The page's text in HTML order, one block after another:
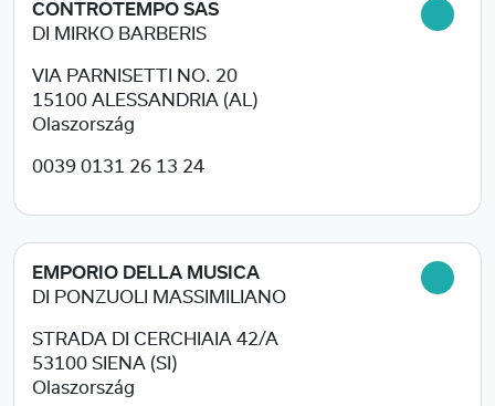
CONTROTEMPO SAS
DI MIRKO BARBERIS
VIA PARNISETTI NO. 20
15100 ALESSANDRIA (AL)
Olaszország
0039 0131 26 13 24
EMPORIO DELLA MUSICA
DI PONZUOLI MASSIMILIANO
STRADA DI CERCHIAIA 42/A
53100 SIENA (SI)
Olaszország